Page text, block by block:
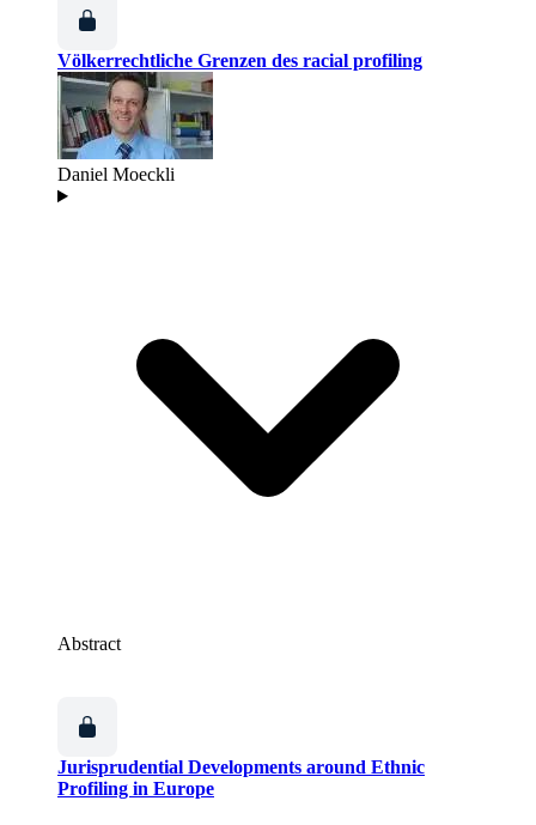
Völkerrechtliche Grenzen des racial profiling
Daniel Moeckli
Abstract
Jurisprudential Developments around Ethnic
Profiling in Europe